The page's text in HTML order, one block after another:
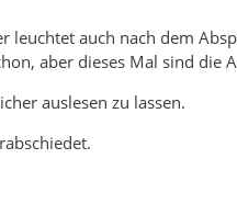
leuchtet auch nach dem
aber dieses Mal sind
auslesen zu lassen.